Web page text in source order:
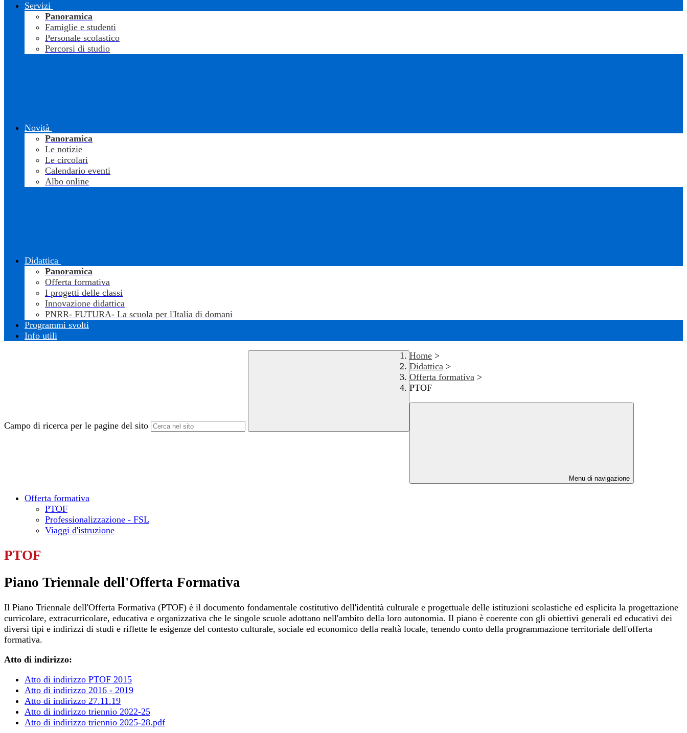
Servizi
Panoramica
Famiglie e studenti
Personale scolastico
Percorsi di studio
Novità
Panoramica
Le notizie
Le circolari
Calendario eventi
Albo online
Didattica
Panoramica
Offerta formativa
I progetti delle classi
Innovazione didattica
PNRR- FUTURA- La scuola per l'Italia di domani
Programmi svolti
Info utili
Campo di ricerca per le pagine del sito
Home >
Didattica >
Offerta formativa >
PTOF
Menu di navigazione
Offerta formativa
PTOF
Professionalizzazione - FSL
Viaggi d'istruzione
PTOF
Piano Triennale dell'Offerta Formativa
Il Piano Triennale dell'Offerta Formativa (PTOF) è il documento fondamentale costitutivo dell'identità culturale e progettuale delle istituzioni scolastiche ed esplicita la progettazione
curricolare, extracurricolare, educativa e organizzativa che le singole scuole adottano nell'ambito della loro autonomia. Il piano è coerente con gli obiettivi generali ed educativi dei
diversi tipi e indirizzi di studi e riflette le esigenze del contesto culturale, sociale ed economico della realtà locale, tenendo conto della programmazione territoriale dell'offerta
formativa.
Atto di indirizzo:
Atto di indirizzo PTOF 2015
Atto di indirizzo 2016 - 2019
Atto di indirizzo 27.11.19
Atto di indirizzo triennio 2022-25
Atto di indirizzo triennio 2025-28.pdf